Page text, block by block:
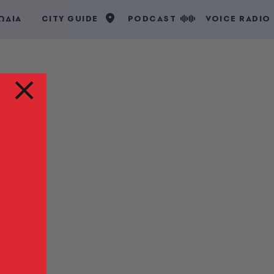
CITY GUIDE PODCAST VOICE RADIO